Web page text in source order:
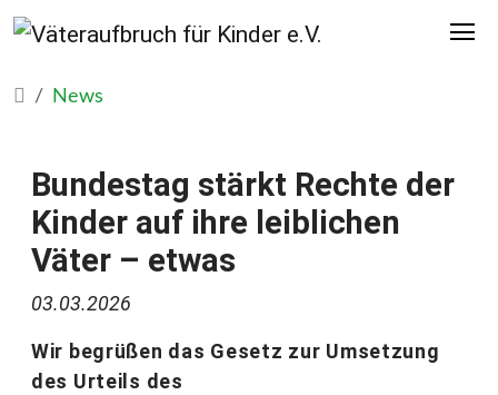
News
Bundestag stärkt Rechte der
Kinder auf ihre leiblichen
Väter – etwas
03.03.2026
Wir begrüßen das Gesetz zur Umsetzung
des Urteils des